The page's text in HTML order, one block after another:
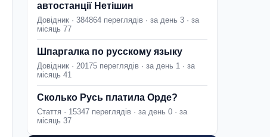
автостанції Нетішин
Довідник · 384864 переглядів · за день 3 · за
місяць 77
Шпаргалка по русскому языку
Довідник · 20175 переглядів · за день 1 · за
місяць 41
Сколько Русь платила Орде?
Стаття · 15347 переглядів · за день 0 · за
місяць 37